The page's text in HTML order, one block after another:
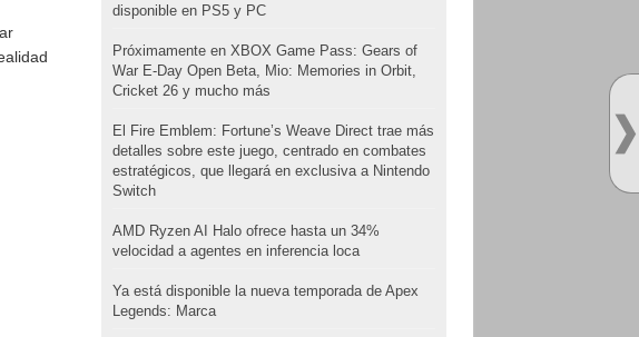
disponible en PS5 y PC
Próximamente en XBOX Game Pass: Gears of
War E-Day Open Beta, Mio: Memories in Orbit,
Cricket 26 y mucho más
El Fire Emblem: Fortune’s Weave Direct trae más
detalles sobre este juego, centrado en combates
estratégicos, que llegará en exclusiva a Nintendo
Switch
AMD Ryzen AI Halo ofrece hasta un 34%
velocidad a agentes en inferencia loca
Ya está disponible la nueva temporada de Apex
Legends: Marca